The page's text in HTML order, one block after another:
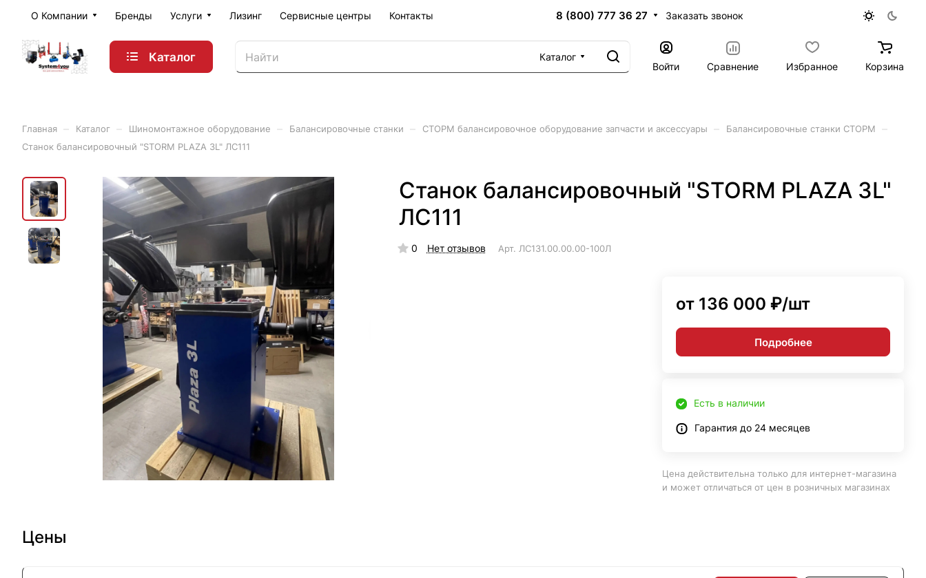
О Компании Бренды Услуги Лизинг Сервисные центры Контакты 8 (800) 777 36 27 Заказать звонок
Каталог
Каталог
Войти
Сравнение Избранное Корзина
Главная Каталог Шиномонтажное оборудование Балансировочные станки СТОРМ балансировочное оборудование запчасти и аксессуары Балансировочные станки СТОРМ
Станок балансировочный "STORM PLAZA 3L" ЛС111
Станок балансировочный "STORM PLAZA 3L"
ЛС111
0 Нет отзывов Арт. ЛС131.00.00.00-100Л
от 136 000 ₽/шт
Подробнее
Есть в наличии
Гарантия до 24 месяцев
Цена действительна только для интернет-магазина
и может отличаться от цен в розничных магазинах
Цены